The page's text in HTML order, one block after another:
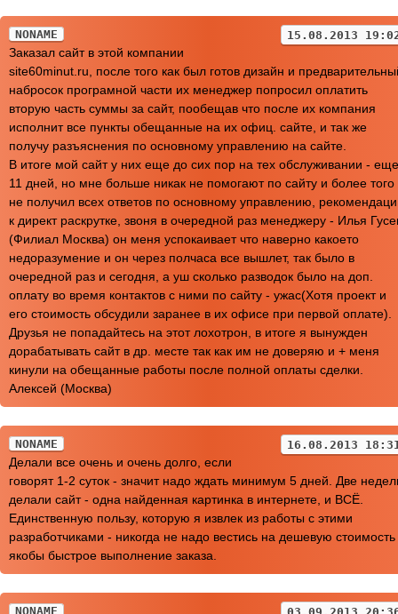
NONAME 15.08.2013
Заказал сайт в этой компании
site60minut.ru, после того как был готов дизайн и
набросок програмной части их менеджер попросил оплатить
вторую часть суммы за сайт, пообещав что после их компания
исполнит все пункты обещанные на их офиц. сайте, и так же
получу разъяснения по основному управлению на сайте.
В итоге мой сайт у них еще до сих пор на тех обслуживании - еще
11 дней, но мне больше никак не помогают по сайту и более того
не получил всех ответов по основному управлению,
к директ раскрутке, звоня в очередной раз менеджеру - Илья
(Филиал Москва) он меня успокаивает что наверно какоето
недоразумение и он через полчаса все вышлет, так было в
очередной раз и сегодня, а уш сколько разводок было на доп.
оплату во время контактов с ними по сайту - ужас(Хотя проект и
его стоимость обсудили заранее в их офисе при первой оплате).
Друзья не попадайтесь на этот лохотрон, в итоге я вынужден
дорабатывать сайт в др. месте так как им не доверяю и + меня
кинули на обещанные работы после полной оплаты сделки.
Алексей (Москва)
NONAME 16.08.2013
Делали все очень и очень долго, если
говорят 1-2 суток - значит надо ждать минимум 5 дней. Две
делали сайт - одна найденная картинка в интернете, и ВСЁ.
Единственную пользу, которую я извлек из работы с этими
разработчиками - никогда не надо вестись на дешевую стоимость
якобы быстрое выполнение заказа.
NONAME